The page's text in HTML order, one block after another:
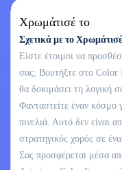
Χρωμάτισέ το
Σχετικά με το
Είστε έτοιμοι να
σας; Βουτήξτε στο Color
θα δοκιμάσει τη λογική
Φανταστείτε έναν κόσμο
πινελιά. Αυτό δεν είναι
στρατηγικός χορός σε
Σας προσφέρεται μέσα